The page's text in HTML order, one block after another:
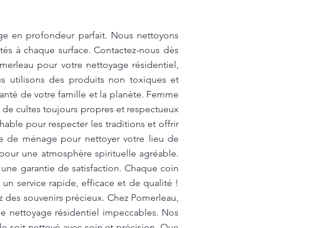
en profondeur parfait. Nous nettoyons
à chaque surface. Contactez-nous dès
pour votre nettoyage résidentiel,
utilisons des produits non toxiques et
de votre famille et la planète. Femme
cultes toujours propres et respectueux
pour respecter les traditions et offrir
de ménage pour nettoyer votre lieu de
une atmosphère spirituelle agréable.
garantie de satisfaction. Chaque coin
service rapide, efficace et de qualité !
souvenirs précieux. Chez Pomerleau,
nettoyage résidentiel impeccables. Nos